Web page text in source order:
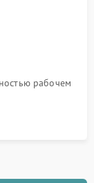
рабочем